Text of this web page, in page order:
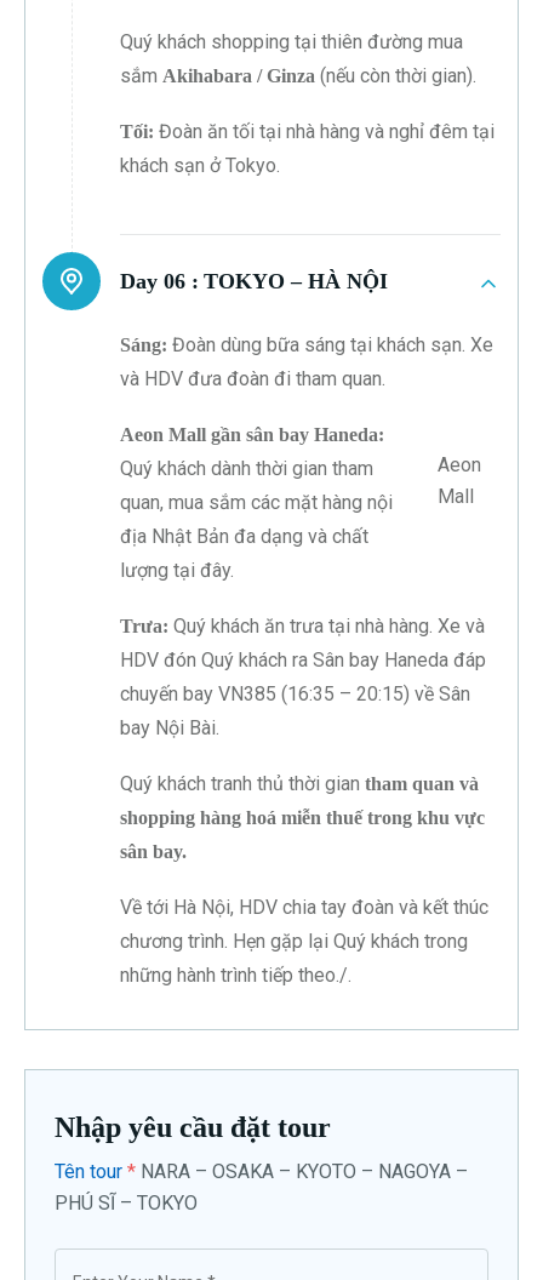
Quý khách shopping tại thiên đường mua
sắm Akihabara / Ginza (nếu còn thời gian).
Tối: Đoàn ăn tối tại nhà hàng và nghỉ đêm tại
khách sạn ở Tokyo.
Day 06 : TOKYO – HÀ NỘI
Sáng: Đoàn dùng bữa sáng tại khách sạn. Xe
và HDV đưa đoàn đi tham quan.
Aeon
Mall
Aeon Mall gần sân bay Haneda:
Quý khách dành thời gian tham
quan, mua sắm các mặt hàng nội
địa Nhật Bản đa dạng và chất
lượng tại đây.
Trưa: Quý khách ăn trưa tại nhà hàng. Xe và
HDV đón Quý khách ra Sân bay Haneda đáp
chuyến bay VN385 (16:35 – 20:15) về Sân
bay Nội Bài.
Quý khách tranh thủ thời gian tham quan và
shopping hàng hoá miễn thuế trong khu vực
sân bay.
Về tới Hà Nội, HDV chia tay đoàn và kết thúc
chương trình. Hẹn gặp lại Quý khách trong
những hành trình tiếp theo./.
Nhập yêu cầu đặt tour
Tên tour * NARA – OSAKA – KYOTO – NAGOYA –
PHÚ SĨ – TOKYO